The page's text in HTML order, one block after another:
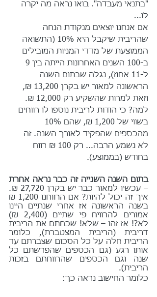
"בתנאי מעבדה". בואו נראה מה יקרה
לו...
אם אנחנו יוצאים מנקודת הנחה
שהריבית שיקבל היא 10% (התשואה
הממוצעת של מדדי המניות המובילים
ל-11 אחוז), נגלה שבתום השנה
הראשונה למאור יש בקרן 13,200 ₪,
וזאת למרות שהשקיע רק 12,000 ₪.
למה? כי הודות לריבית נוספו לו רווחים
מהכספים שהפקיד לאורך השנה. זה
לא נשמע הרבה... רק 100 ₪ רווח
בחודש (בממוצע).
בתום השנה השנייה זה כבר נראה אחרת
דריבית
הריבית).
כלומר החישוב נראה כך: